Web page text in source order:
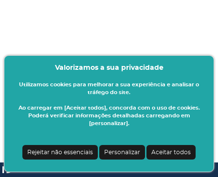
Valorizamos a sua privacidade
Utilizamos cookies para melhorar a sua experiência e analisar o
tráfego do site.
Ao carregar em [Aceitar todos], concorda com o uso de cookies.
Poderá verificar informações detalhadas carregando em
[personalizar].
Rejeitar não essenciais Personalizar Aceitar todos